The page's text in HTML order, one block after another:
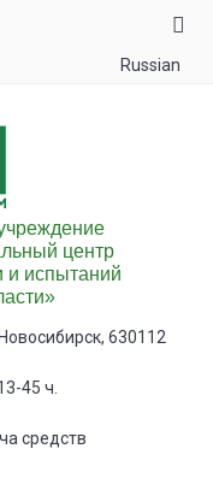
Russian
центр
и испытаний
630112
45 ч.
средств